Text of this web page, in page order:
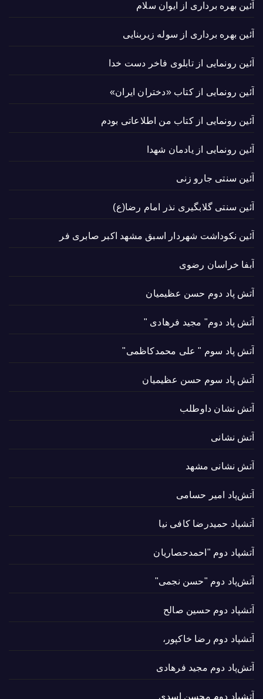
آئین بهره برداری از ایوان سلام
آئین بهره برداری از سوله زیربنایی
آئین رونمایی از تابلوی فاخر دست خدا
آئین رونمایی از کتاب «دختران ایران»
آئین رونمایی از کتاب من اطلاعاتی بودم
آئین رونمایی از یادمان شهدا
آئین سنتی جارو زنی
آئین سنتی گلابگیری نذر امام رضا(ع)
آئین نکوداشت شهردار اسبق مشهد اکبر صابری فر
آبفا خراسان رضوی
آتش پاد دوم حسن عظیمیان
آتش پاد دوم" مجید فرهادی "
آتش پاد سوم " علی محمدکاظمی"
آتش پاد سوم حسن عظیمیان
آتش نشان داوطلب
آتش نشانی
آتش نشانی مشهد
آتش‌پاد امیر حسامی
آتشپاد حميدرضا کافی نیا
آتشپاد دوم "احمدحصاریان
آتش‌پاد دوم "حسن نجمی"
آتشپاد دوم حسین صالح
آتشپاد دوم رضا خاکپور،
آتش‌پاد دوم مجید فرهادی
آتشپاد دوم محسن اسدی